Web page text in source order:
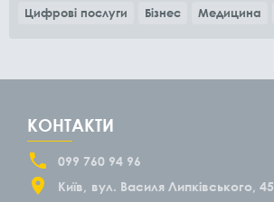
Цифрові послуги
Бізнес Медицина
КОНТАКТИ
099 760 94 96
Київ
вул. Василя Липківського, 45